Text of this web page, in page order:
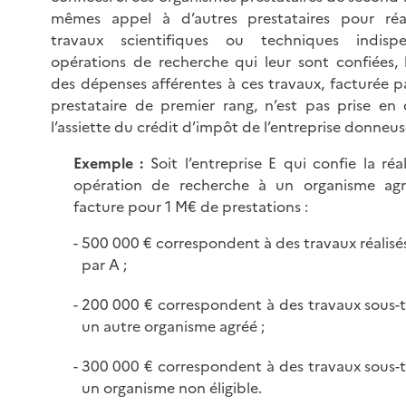
mêmes appel à d’autres prestataires pour
travaux scientifiques ou techniques
opérations de recherche qui leur sont
des dépenses afférentes à ces travaux, facturée
prestataire de premier rang, n’est pas prise en
l’assiette du crédit d’impôt de l’entreprise
Exemple : Soit l’entreprise E qui confie la
opération de recherche à un organisme
facture pour1 M€ de prestations :
500 000 € correspondent à des travaux
par A ;
200 000 € correspondent à des travaux
un autre organisme agréé ;
300 000 € correspondent à des travaux
un organisme non éligible.